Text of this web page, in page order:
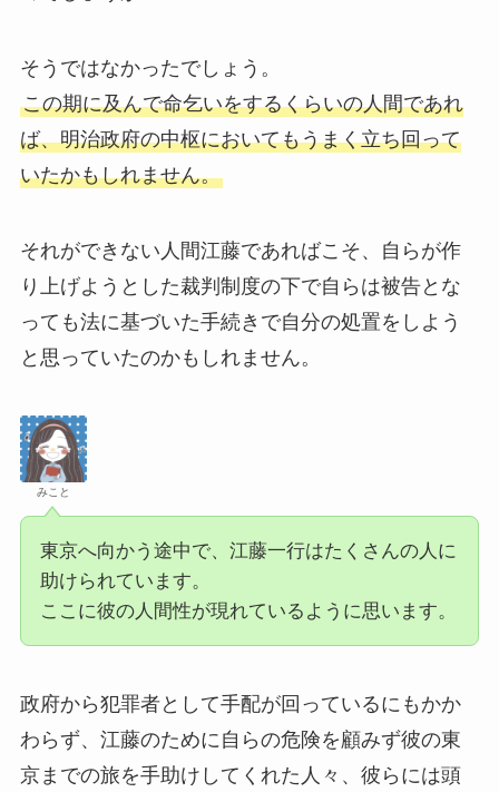
そうではなかったでしょう。
この期に及んで命乞いをするくらいの人間であれ
ば、明治政府の中枢においてもうまく立ち回って
いたかもしれません。
それができない人間江藤であればこそ、自らが作
り上げようとした裁判制度の下で自らは被告とな
っても法に基づいた手続きで自分の処置をしよう
と思っていたのかもしれません。
みこと
東京へ向かう途中で、江藤一行はたくさんの人に
助けられています。
ここに彼の人間性が現れているように思います。
政府から犯罪者として手配が回っているにもかか
わらず、江藤のために自らの危険を顧みず彼の東
京までの旅を手助けしてくれた人々、彼らには頭